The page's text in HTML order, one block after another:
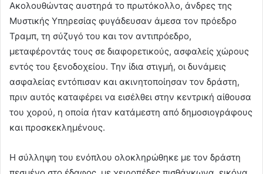
Ακολουθώντας αυστηρά το πρωτόκολλο, άνδρες της
Μυστικής Υπηρεσίας φυγάδευσαν άμεσα τον πρόεδρο
Τραμπ, τη σύζυγό του και τον αντιπρόεδρο,
μεταφέροντάς τους σε διαφορετικούς, ασφαλείς χώρους
εντός του ξενοδοχείου. Την ίδια στιγμή, οι δυνάμεις
ασφαλείας εντόπισαν και ακινητοποίησαν τον δράστη,
πριν αυτός καταφέρει να εισέλθει στην κεντρική αίθουσα
του χορού, η οποία ήταν κατάμεστη από δημοσιογράφους
και προσκεκλημένους.
Η σύλληψη του ενόπλου ολοκληρώθηκε με τον δράστη